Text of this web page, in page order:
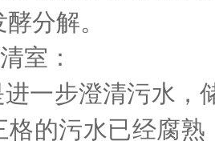
分解。
室：
进一步澄清污水，
格的污水已经腐